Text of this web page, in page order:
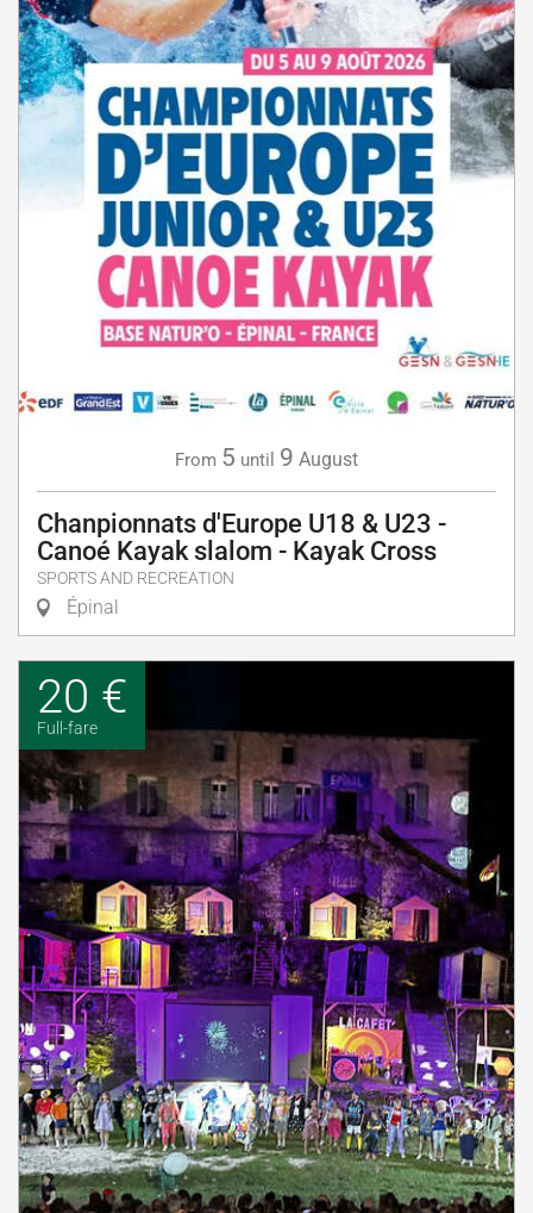
From 5 until 9 August
Chanpionnats d'Europe U18 & U23 -
Canoé Kayak slalom - Kayak Cross
SPORTS AND RECREATION
Épinal
20 €
Full-fare